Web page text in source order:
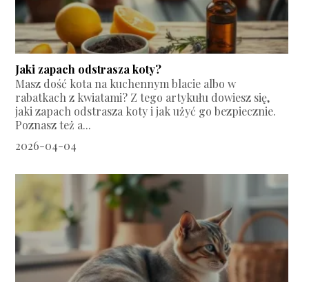
Jaki zapach odstrasza koty?
Masz dość kota na kuchennym blacie albo w
rabatkach z kwiatami? Z tego artykułu dowiesz się,
jaki zapach odstrasza koty i jak użyć go bezpiecznie.
Poznasz też a...
2026-04-04